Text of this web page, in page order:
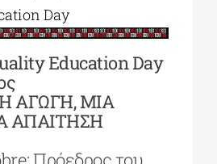
Day
Education Day
ΑΓΩΓΗ, ΜΙΑ
ΑΠΑΙΤΗΣΗ